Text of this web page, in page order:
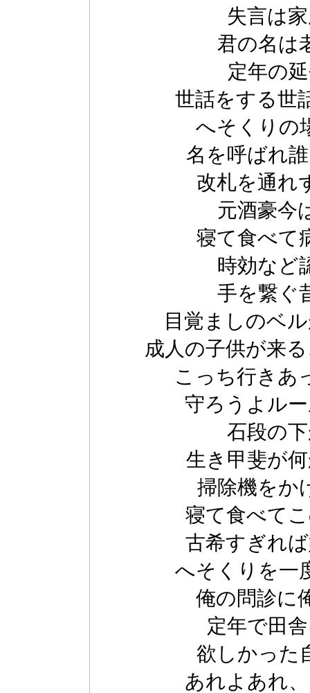
失言は
君の名は
定年の
世話をする世
へそくりの
名を呼ばれ
改札を通れ
元酒豪今
寝て食べて
時効など
手を繋ぐ
目覚ましのベ
成人の子供が来
こっち行きあ
守ろうよル
石段の
生き甲斐が
掃除機をか
寝て食べて
古希すぎれ
へそくりを一
俺の問診に
定年で田
欲しかった
あれよあれ